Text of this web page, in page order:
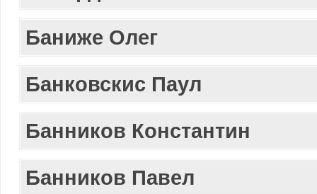
Баниже Олег
Банковскис Паул
Банников Константин
Банников Павел